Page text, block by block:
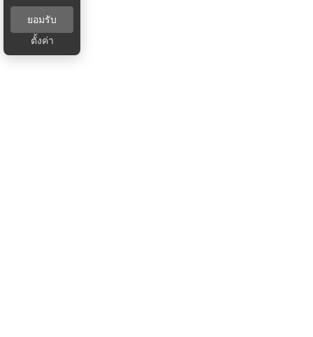
ยอมรับ
ตั้งค่า